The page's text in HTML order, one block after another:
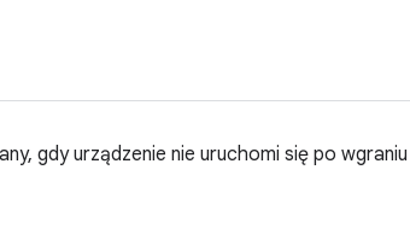
gdy urządzenie nie uruchomi się po